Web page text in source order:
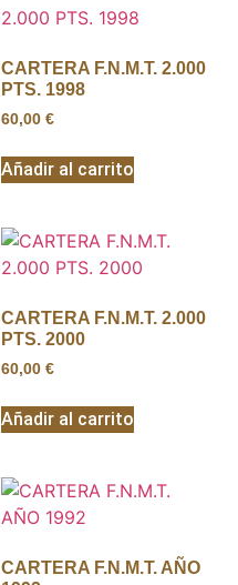
CARTERA F.N.M.T. 2.000
PTS. 1998
60,00 €
Añadir al carrito
CARTERA F.N.M.T. 2.000
PTS. 2000
60,00 €
Añadir al carrito
CARTERA F.N.M.T. AÑO